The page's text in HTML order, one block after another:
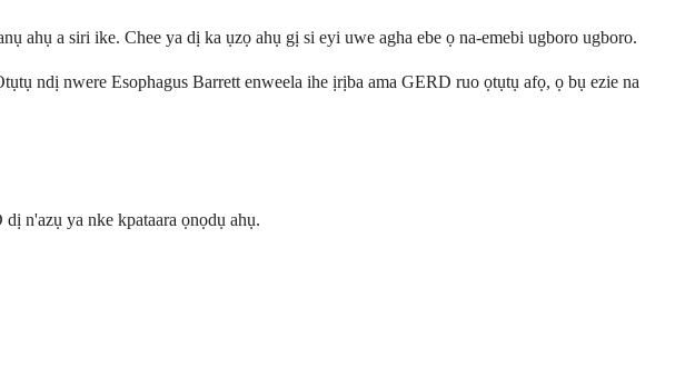
ahụ a siri ike. Chee ya dị ka ụzọ ahụ gị si eyi uwe agha ebe ọ na-emebi ugboro ugboro.
ndị nwere Esophagus Barrett enweela ihe ịrịba ama GERD ruo ọtụtụ afọ, ọ bụ ezie na
n'azụ ya nke kpataara ọnọdụ ahụ.